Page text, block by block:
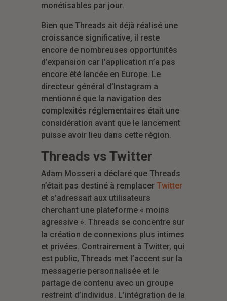
monétisables par jour.
Bien que Threads ait déjà réalisé une
croissance significative, il reste
encore de nombreuses opportunités
d’expansion car l’application n’a pas
encore été lancée en Europe. Le
directeur général d’Instagram a
mentionné que la navigation des
complexités réglementaires était une
considération avant que le lancement
puisse avoir lieu dans cette région.
Threads vs Twitter
Adam Mosseri a déclaré que Threads
n’était pas destiné à remplacer Twitter
et s’adressait aux utilisateurs
cherchant une plateforme « moins
agressive ». Threads se concentre sur
la création de connexions plus intimes
et privées. Contrairement à Twitter, qui
est public, Threads met l’accent sur la
messagerie personnalisée et le
partage de contenu avec un groupe
restreint d’individus. L’intégration de la